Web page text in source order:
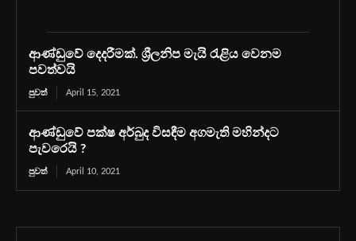
ආණ්ඩුවේ දෙදරීමක්. ශ්‍රීලනිප මැයි රැළිය වෙනම
පවත්වයි
පුවත් April 15, 2021
ආණ්ඩුවේ පක්ෂ අර්බුද විසඳීම අගමැති මහින්දට
පැවරෙයි ?
පුවත් April 10, 2021